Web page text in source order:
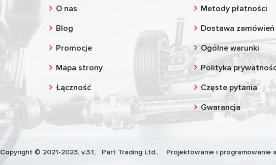
O nas
Blog
Promocje
Mapa strony
Łączność
Metody płatności
Dostawa zamówień
Ogólne warunki
Polityka
Częste pytania
Gwarancja
Copyright © 2021-2023, v.3.1, Part Trading Ltd., Projektowanie i programowanie